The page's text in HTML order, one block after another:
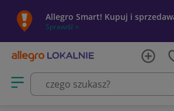
Allegro Smart! Kupuj i
Sprawdź »
Otwórz menu z kategoriami